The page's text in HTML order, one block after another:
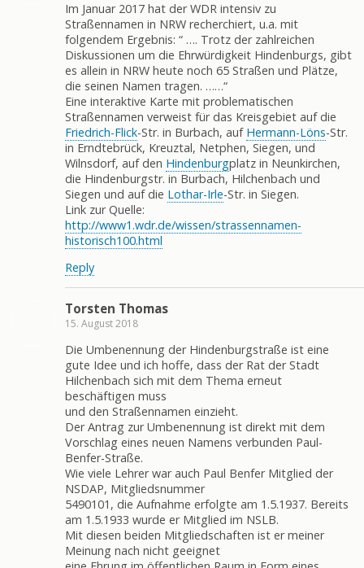
Im Januar 2017 hat der WDR intensiv zu
Straßennamen in NRW recherchiert, u.a. mit
folgendem Ergebnis: “ …. Trotz der zahlreichen
Diskussionen um die Ehrwürdigkeit Hindenburgs, gibt
es allein in NRW heute noch 65 Straßen und Plätze,
die seinen Namen tragen. ……“
Eine interaktive Karte mit problematischen
Straßennamen verweist für das Kreisgebiet auf die
Friedrich-Flick-Str. in Burbach, auf Hermann-Löns-Str.
in Erndtebrück, Kreuztal, Netphen, Siegen, und
Wilnsdorf, auf den Hindenburgplatz in Neunkirchen,
die Hindenburgstr. in Burbach, Hilchenbach und
Siegen und auf die Lothar-Irle-Str. in Siegen.
Link zur Quelle:
http://www1.wdr.de/wissen/strassennamen-
historisch100.html
Reply
Torsten Thomas
15. August 2018
Die Umbenennung der Hindenburgstraße ist eine
gute Idee und ich hoffe, dass der Rat der Stadt
Hilchenbach sich mit dem Thema erneut
beschäftigen muss
und den Straßennamen einzieht.
Der Antrag zur Umbenennung ist direkt mit dem
Vorschlag eines neuen Namens verbunden Paul-
Benfer-Straße.
Wie viele Lehrer war auch Paul Benfer Mitglied der
NSDAP, Mitgliedsnummer
5490101, die Aufnahme erfolgte am 1.5.1937. Bereits
am 1.5.1933 wurde er Mitglied im NSLB.
Mit diesen beiden Mitgliedschaften ist er meiner
Meinung nach nicht geeignet